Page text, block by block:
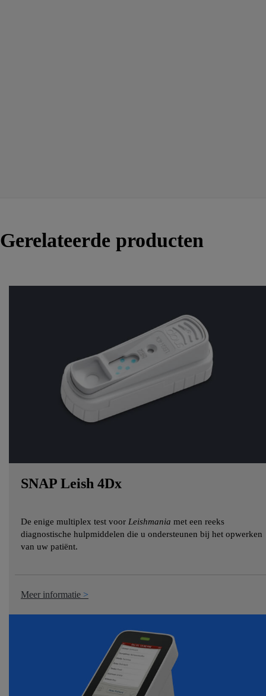
Gerelateerde producten
SNAP Leish 4Dx
De enige multiplex test voor Leishmania met een reeks
diagnostische hulpmiddelen die u ondersteunen bij het opwerken
van uw patiënt.
Meer informatie